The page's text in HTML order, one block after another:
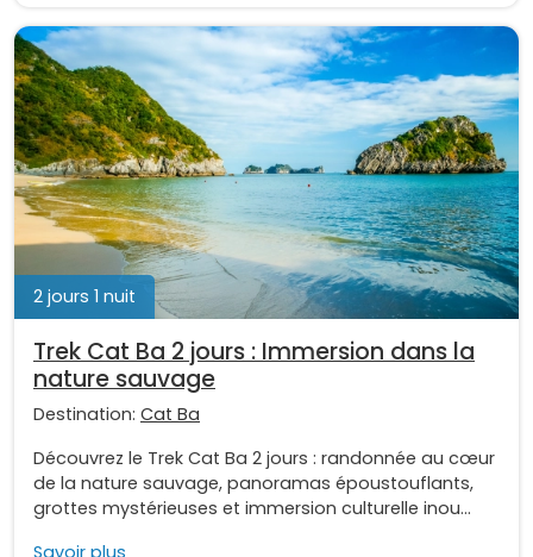
2 jours 1 nuit
Trek Cat Ba 2 jours : Immersion dans la
nature sauvage
Destination: Cat Ba
Découvrez le Trek Cat Ba 2 jours : randonnée au cœur
de la nature sauvage, panoramas époustouflants,
grottes mystérieuses et immersion culturelle inou...